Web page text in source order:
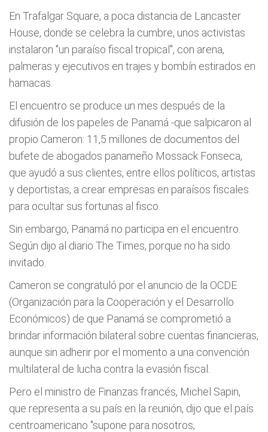
En Trafalgar Square, a poca distancia de Lancaster
House, donde se celebra la cumbre, unos activistas
instalaron "un paraíso fiscal tropical", con arena,
palmeras y ejecutivos en trajes y bombín estirados en
hamacas.
El encuentro se produce un mes después de la
difusión de los papeles de Panamá -que salpicaron al
propio Cameron: 11,5 millones de documentos del
bufete de abogados panameño Mossack Fonseca,
que ayudó a sus clientes, entre ellos políticos, artistas
y deportistas, a crear empresas en paraísos fiscales
para ocultar sus fortunas al fisco.
Sin embargo, Panamá no participa en el encuentro.
Según dijo al diario The Times, porque no ha sido
invitado.
Cameron se congratuló por el anuncio de la OCDE
(Organización para la Cooperación y el Desarrollo
Económicos) de que Panamá se comprometió a
brindar información bilateral sobre cuentas financieras,
aunque sin adherir por el momento a una convención
multilateral de lucha contra la evasión fiscal.
Pero el ministro de Finanzas francés, Michel Sapin,
que representa a su país en la reunión, dijo que el país
centroamericano "supone para nosotros,